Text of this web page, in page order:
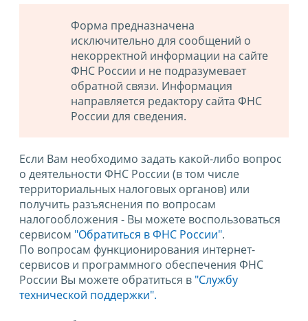
Форма предназначена
исключительно для сообщений о
некорректной информации на сайте
ФНС России и не подразумевает
обратной связи. Информация
направляется редактору сайта ФНС
России для сведения.
Если Вам необходимо задать какой-либо вопрос
о деятельности ФНС России (в том числе
территориальных налоговых органов) или
получить разъяснения по вопросам
налогообложения - Вы можете воспользоваться
сервисом "Обратиться в ФНС России".
По вопросам функционирования интернет-
сервисов и программного обеспечения ФНС
России Вы можете обратиться в "Службу
технической поддержки".